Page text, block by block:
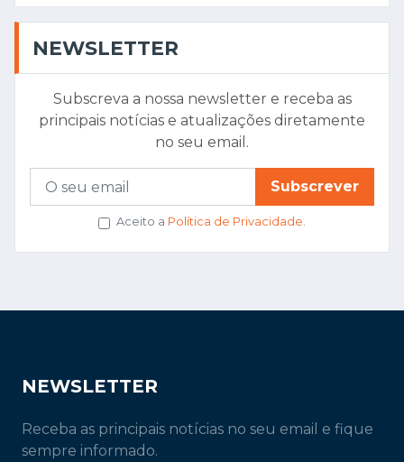
NEWSLETTER
Subscreva a nossa newsletter e receba as
principais notícias e atualizações diretamente
no seu email.
Subscrever
Aceito a Política de Privacidade.
NEWSLETTER
Receba as principais notícias no seu email e fique
sempre informado.